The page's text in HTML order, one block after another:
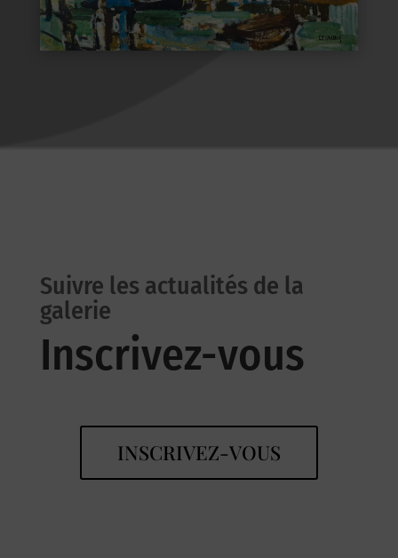
Suivre les actualités de la
galerie
Inscrivez-vous
INSCRIVEZ-VOUS